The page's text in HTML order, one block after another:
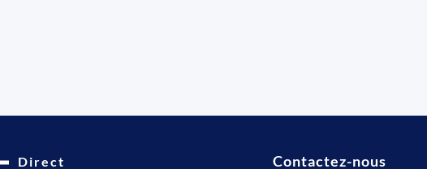
Direct Contactez-nous